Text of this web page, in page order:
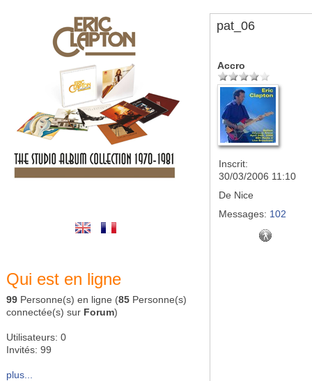
Qui est en ligne
99 Personne(s) en ligne (85 Personne(s)
connectée(s) sur Forum)
Utilisateurs: 0
Invités: 99
plus...
pat_06
Accro
Inscrit:
30/03/2006 11:10
De Nice
Messages: 102